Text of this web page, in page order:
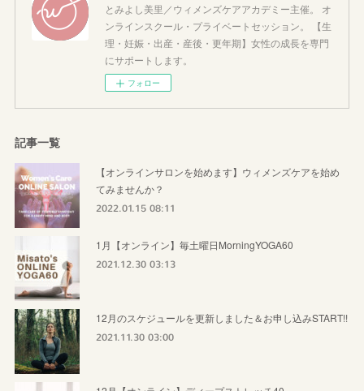
とみよし美里／ウィメンズケアアカデミー主催。 オ
ンラインスクール・プライベートセッション。 【生
理・妊娠・出産・産後・更年期】女性の成長を専門
にサポートします。
フォロー
記事一覧
【オンラインサロンを始めます】ウィメンズケアを始め
てみませんか？
2022.01.15 08:11
1月【オンライン】毎土曜日MorningYOGA60
2021.12.30 03:13
12月のスケジュールを更新しました＆お申し込みSTART!!
2021.11.30 03:00